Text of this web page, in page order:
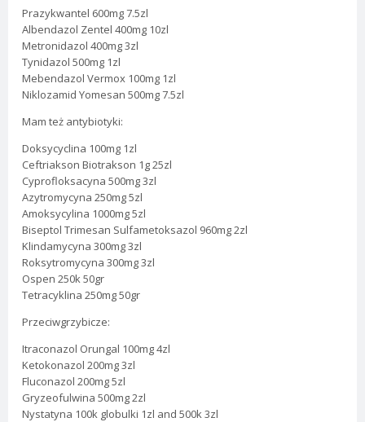
Prazykwantel 600mg 7.5zl
Albendazol Zentel 400mg 10zl
Metronidazol 400mg 3zl
Tynidazol 500mg 1zl
Mebendazol Vermox 100mg 1zl
Niklozamid Yomesan 500mg 7.5zl
Mam też antybiotyki:
Doksycyclina 100mg 1zl
Ceftriakson Biotrakson 1g 25zl
Cyprofloksacyna 500mg 3zl
Azytromycyna 250mg 5zl
Amoksycylina 1000mg 5zl
Biseptol Trimesan Sulfametoksazol 960mg 2zl
Klindamycyna 300mg 3zl
Roksytromycyna 300mg 3zl
Ospen 250k 50gr
Tetracyklina 250mg 50gr
Przeciwgrzybicze:
Itraconazol Orungal 100mg 4zl
Ketokonazol 200mg 3zl
Fluconazol 200mg 5zl
Gryzeofulwina 500mg 2zl
Nystatyna 100k globulki 1zl and 500k 3zl